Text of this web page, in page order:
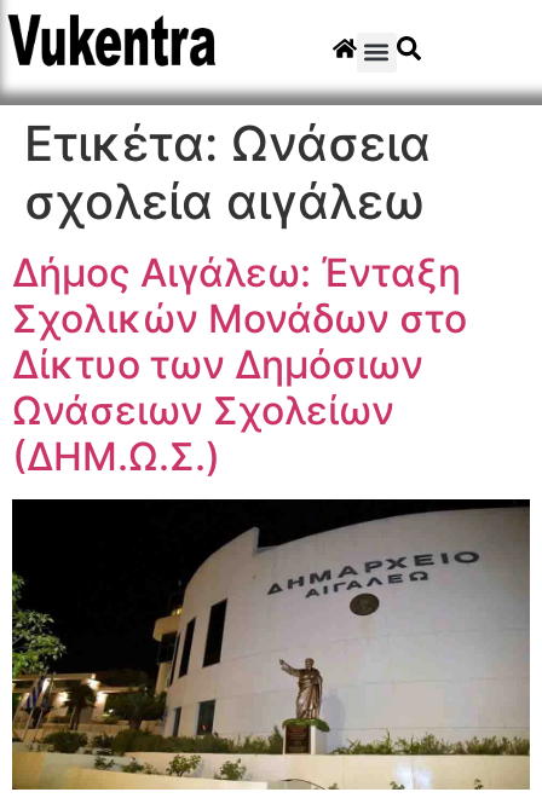
Ετικέτα: Ωνάσεια
σχολεία αιγάλεω
Δήμος Αιγάλεω: Ένταξη
Σχολικών Μονάδων στο
Δίκτυο των Δημόσιων
Ωνάσειων Σχολείων
(ΔΗΜ.Ω.Σ.)